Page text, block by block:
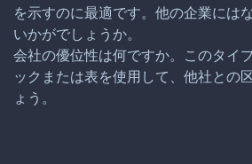
を示すのに最適です。他の企業には
いかがでしょうか。
会社の優位性は何ですか。このタイ
ックまたは表を使用して、他社との
ょう。